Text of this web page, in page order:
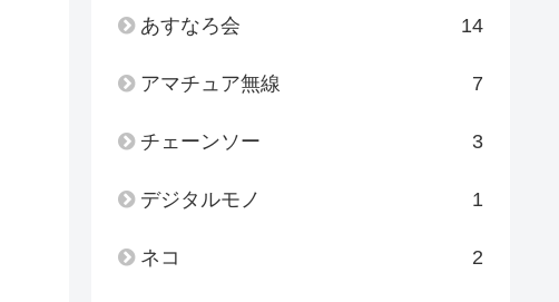
あすなろ会 14
アマチュア無線 7
チェーンソー 3
デジタルモノ 1
ネコ 2